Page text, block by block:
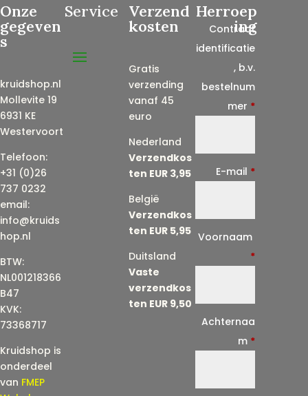
Onze
gegeven
s
kruidshop.nl
Mollevite 19
6931 KE
Westervoort
Telefoon:
+31 (0)26
737 0232
email:
info@kruids
hop.nl
BTW:
NL001218366
B47
KVK:
73368717
Kruidshop is
onderdeel
van FMEP
Service Verzend
kosten
Gratis
verzending
vanaf 45
euro
Nederland
Verzendkos
ten EUR 3,95
België
Verzendkos
ten EUR 5,95
Duitsland
Vaste
verzendkos
ten EUR 9,50
Herroep
ing
Contract
identificatie
, b.v.
bestelnum
mer *
E-mail *
Voornaam
*
Achternaa
m *